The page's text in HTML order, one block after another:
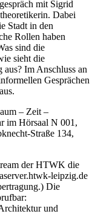
mit Sigrid
Dabei
Stadt in den
Rollen haben
sind die
sieht die
Im Anschluss an
Gesprächen
– Zeit –
im Hörsaal N 001,
Straße 134,
der HTWK die
leipzig.de
Die
und